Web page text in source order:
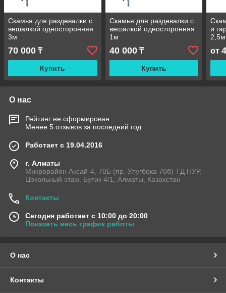
Скамья для раздевалки с
вешалкой односторонняя
3м
70 000 ₸
Купить
Скамья для раздевалки с
вешалкой односторонняя
1м
40 000₸
Купить
и
2,5м
от
О нас
Рейтинг не сформирован
Менее 5 отзывов за последний год
Работает с 19.04.2016
г. Алматы
Микрорайон Аксай-4, 70Б (пр. Улугбека 70б) ТД НУР.
Цокольный этаж. Бутик 4/1, Алматы, Казахстан
Контакты
Сегодня работает с 10:00 до 20:00
Показать весь график работы
О нас
Контакты